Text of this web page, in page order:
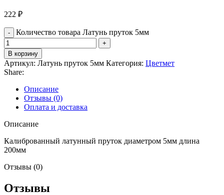
222 ₽
Количество товара Латунь пруток 5мм
В корзину
Артикул: Латунь пруток 5мм Категория: Цветмет
Share:
Описание
Отзывы (0)
Оплата и доставка
Описание
Калиброванный латунный пруток диаметром 5мм длина
200мм
Отзывы (0)
Отзывы